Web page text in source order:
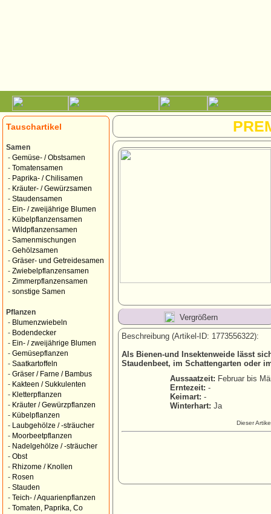
Tauschartikel
Samen
- Gemüse- / Obstsamen
- Tomatensamen
- Paprika- / Chilisamen
- Kräuter- / Gewürzsamen
- Staudensamen
- Ein- / zweijährige Blumen
- Kübelpflanzensamen
- Wildpflanzensamen
- Samenmischungen
- Gehölzsamen
- Gräser- und Getreidesamen
- Zwiebelpflanzensamen
- Zimmerpflanzensamen
- sonstige Samen
Pflanzen
- Blumenzwiebeln
- Bodendecker
- Ein- / zweijährige Blumen
- Gemüsepflanzen
- Saatkartoffeln
- Gräser / Farne / Bambus
- Kakteen / Sukkulenten
- Kletterpflanzen
- Kräuter / Gewürzpflanzen
- Kübelpflanzen
-
Laubgehölze / -sträucher
- Moorbeetpflanzen
- Nadelgehölze / -sträucher
- Obst
- Rhizome / Knollen
- Rosen
- Stauden
- Teich- / Aquarienpflanzen
- Tomaten, Paprika, Co
Vergrößern
Beschreibung (Artikel-ID: 1773556322):
Als Bienen-und Insektenweide lässt
Staudenbeet, im Schattengarten oder
Aussaatzeit: Februar bis
Erntezeit: -
Keimart: -
Winterhart: Ja
Dieser